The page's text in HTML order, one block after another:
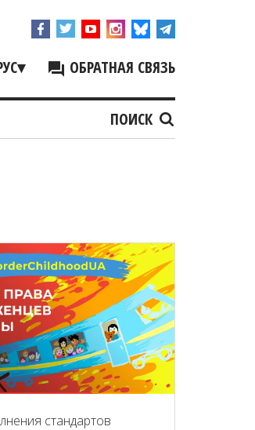
▾ ОБРАТНАЯ СВЯЗЬ
ПОИСК
стандартов